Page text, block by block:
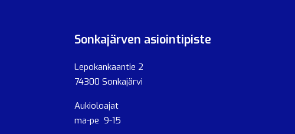
Sonkajärven asiointipiste
Lepokankaantie 2
74300 Sonkajärvi
Aukioloajat
ma-pe 9-15